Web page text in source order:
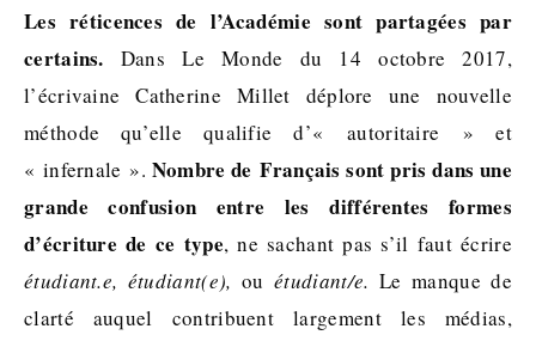
Les réticences de l’Académie sont partagées par
certains. Dans Le Monde du 14 octobre 2017,
l’écrivaine Catherine Millet déplore une nouvelle
méthode qu’elle qualifie d’« autoritaire » et
« infernale ». Nombre de Français sont pris dans une
grande confusion entre les différentes formes
d’écriture de ce type, ne sachant pas s’il faut écrire
étudiant.e, étudiant(e), ou étudiant/e. Le manque de
clarté auquel contribuent largement les médias,